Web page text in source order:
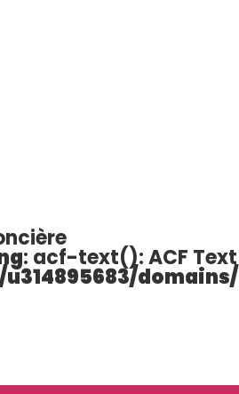
: acf-text(): ACF Text
u314895683/